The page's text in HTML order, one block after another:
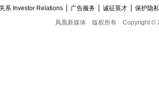
系 Investor Relations 广告服务 诚征英才
保护隐
凤凰新媒体
版权所有 Copyright ©